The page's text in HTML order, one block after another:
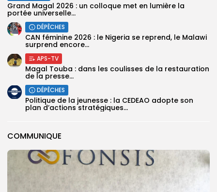
COMMUNIQUE
Grand Magal 2026 : un colloque met en lumière la
portée universelle...
DÉPÊCHES
‎CAN féminine 2026 : le Nigeria se reprend, le Malawi
surprend encore...
APS-TV
Magal Touba : dans les coulisses de la restauration
de la presse...
DÉPÊCHES
Politique de la jeunesse : la CEDEAO adopte son
plan d’actions stratégiques...